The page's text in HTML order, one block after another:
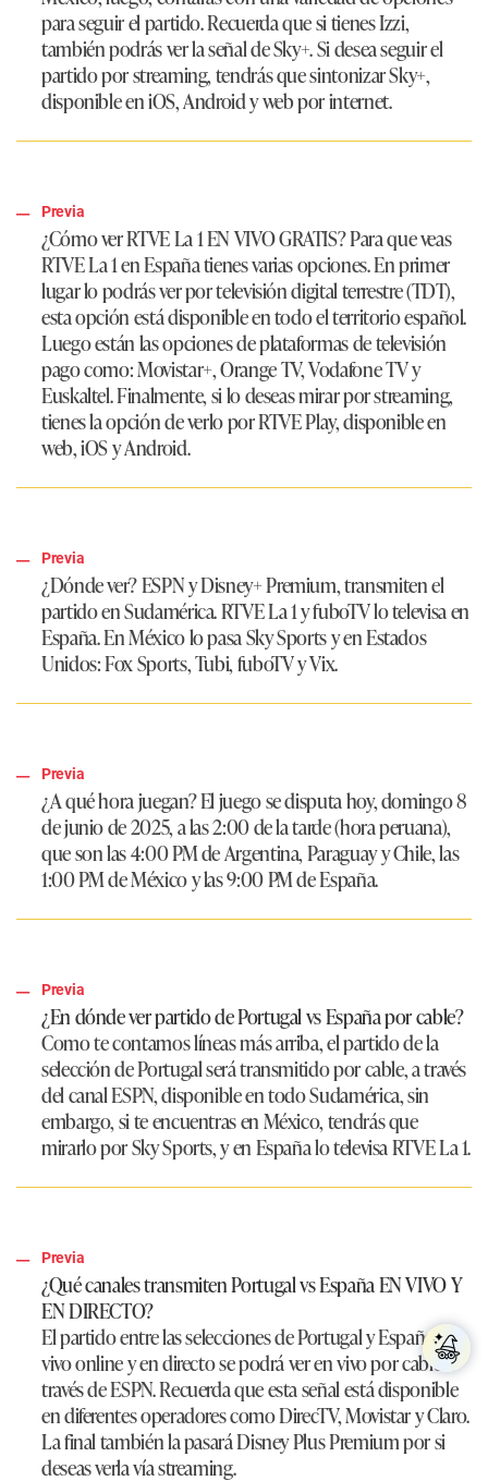
para seguir el partido. Recuerda que si tienes Izzi,
también podrás ver la señal de Sky+. Si desea seguir el
partido por streaming, tendrás que sintonizar Sky+,
disponible en iOS, Android y web por internet.
Previa
¿Cómo ver RTVE La 1 EN VIVO GRATIS?Para que veas
RTVE La 1 en España tienes varias opciones. En primer
lugar lo podrás ver por televisión digital terrestre (TDT),
esta opción está disponible en todo el territorio español.
Luego están las opciones de plataformas de televisión
pago como: Movistar+, Orange TV, Vodafone TV y
Euskaltel. Finalmente, si lo deseas mirar por streaming,
tienes la opción de verlo por RTVE Play, disponible en
web, iOS y Android.
Previa
¿Dónde ver?ESPN y Disney+ Premium, transmiten el
partido en Sudamérica. RTVE La 1 y fuboTV lo televisa en
España. En México lo pasa Sky Sports y en Estados
Unidos: Fox Sports, Tubi, fuboTV y Vix.
Previa
¿A qué hora juegan?El juego se disputa hoy, domingo 8
de junio de 2025, a las 2:00 de la tarde (hora peruana),
que son las 4:00 PM de Argentina, Paraguay y Chile, las
1:00 PM de México y las 9:00 PM de España.
Previa
¿En dónde ver partido de Portugal vs España por cable?
Como te contamos líneas más arriba, el partido de la
selección de Portugal será transmitido por cable, a través
del canal ESPN, disponible en todo Sudamérica, sin
embargo, si te encuentras en México, tendrás que
mirarlo por Sky Sports, y en España lo televisa RTVE La 1.
Previa
¿Qué canales transmiten Portugal vs España EN VIVO Y
EN DIRECTO?
El partido entre las selecciones de Portugal y España en
vivo online y en directo se podrá ver en vivo por cable a
través de ESPN. Recuerda que esta señal está disponible
en diferentes operadores como DirecTV, Movistar y Claro.
La final también la pasará Disney Plus Premium por si
deseas verla vía streaming.